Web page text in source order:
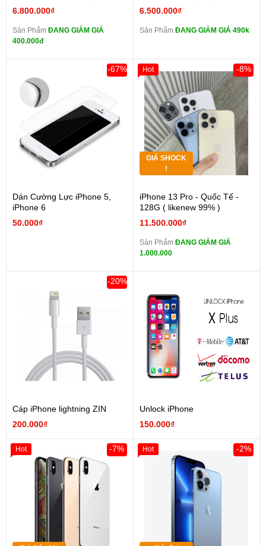
6.800.000₫
Sản Phẩm ĐANG GIẢM GIÁ
400.000đ
6.500.000₫
Sản Phẩm ĐANG GIẢM GIÁ 490k
Dán Cường Lực iPhone 5,
iPhone 6
50.000₫
-67%
GIÁ SHOCK
!
iPhone 13 Pro - Quốc Tế -
128G ( likenew 99% )
11.500.000₫
-8%
Sản Phẩm ĐANG GIẢM GIÁ
1.000.000
Hot
Cáp iPhone lightning ZIN
200.000₫
-20%
Unlock iPhone
150.000₫
-7%
Hot -2%
Hot